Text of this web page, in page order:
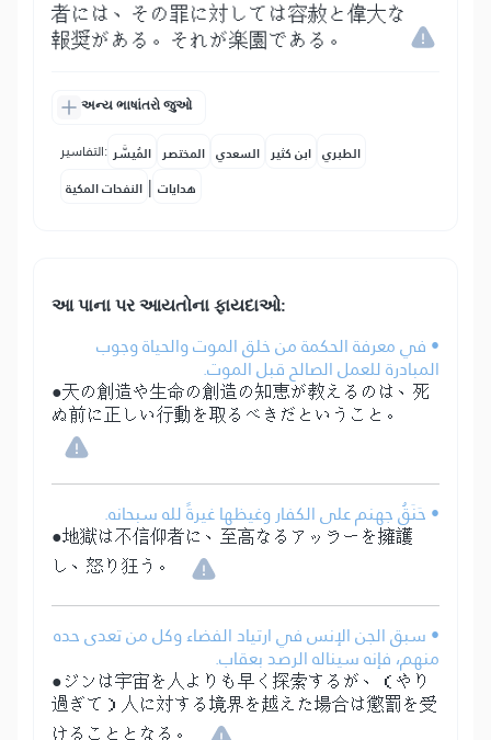
者には、その罪に対しては容赦と偉大な
報奨がある。それが楽園である。
અન્ય ભાષાંતરો જુઓ
التفاسير: المُيسَّر المختصر السعدي ابن كثير الطبري
النفحات المكية | هدايات
આ પાના પર આયતોના ફાયદાઓ:
• في معرفة الحكمة من خلق الموت والحياة وجوب
المبادرة للعمل الصالح قبل الموت.
●天の創造や生命の創造の知恵が教えるのは、死
ぬ前に正しい行動を取るべきだということ。
• حَنَقُ جهنم على الكفار وغيظها غيرةً لله سبحانه.
●地獄は不信仰者に、至高なるアッラーを擁護
し、怒り狂う。
• سبق الجن الإنس في ارتياد الفضاء وكل من تعدى حده
منهم، فإنه سيناله الرصد بعقاب.
●ジンは宇宙を人よりも早く探索するが、（やり
過ぎて）人に対する境界を越えた場合は懲罰を受